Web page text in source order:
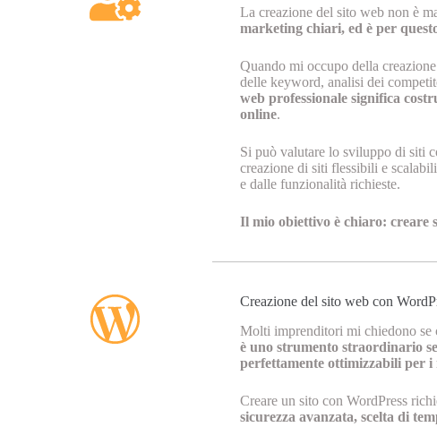
La creazione del sito web non è
marketing chiari, ed è per
Quando mi occupo della
delle keyword, analisi dei
web professionale significa
online.
Si può valutare lo sviluppo di siti
creazione di siti flessibili e
e dalle funzionalità richieste.
Il mio obiettivo è chiaro: creare
Creazione del sito web con
Molti imprenditori mi chiedono se
è uno strumento straordinario
perfettamente ottimizzabili per
Creare un sito con WordPress
sicurezza avanzata, scelta di